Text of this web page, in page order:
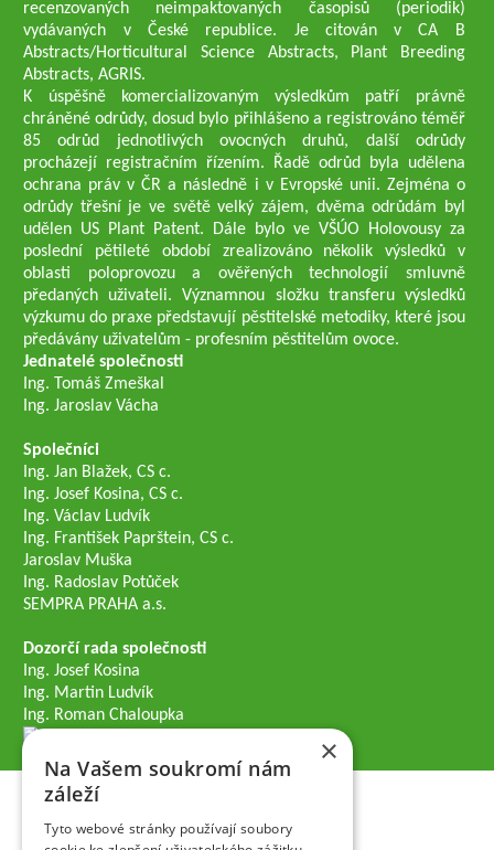
recenzovaných neimpaktovaných časopisů (periodik)
vydávaných v České republice. Je citován v CA B
Abstracts/Horticultural Science Abstracts, Plant Breeding
Abstracts, AGRIS.
K úspěšně komercializovaným výsledkům patří právně
chráněné odrůdy, dosud bylo přihlášeno a registrováno téměř
85 odrůd jednotlivých ovocných druhů, další odrůdy
procházejí registračním řízením. Řadě odrůd byla udělena
ochrana práv v ČR a následně i v Evropské unii. Zejména o
odrůdy třešní je ve světě velký zájem, dvěma odrůdám byl
udělen US Plant Patent. Dále bylo ve VŠÚO Holovousy za
poslední pětileté období zrealizováno několik výsledků v
oblasti poloprovozu a ověřených technologií smluvně
předaných uživateli. Významnou složku transferu výsledků
výzkumu do praxe představují pěstitelské metodiky, které jsou
předávány uživatelům - profesním pěstitelům ovoce.
Jednatelé společnosti
Ing. Tomáš Zmeškal
Ing. Jaroslav Vácha
Společníci
Ing. Jan Blažek, CS c.
Ing. Josef Kosina, CS c.
Ing. Václav Ludvík
Ing. František Paprštein, CS c.
Jaroslav Muška
Ing. Radoslav Potůček
SEMPRA PRAHA a.s.
Dozorčí rada společnosti
Ing. Josef Kosina
Ing. Martin Ludvík
Ing. Roman Chaloupka
×
Na Vašem soukromí nám
záleží
Tyto webové stránky používají soubory